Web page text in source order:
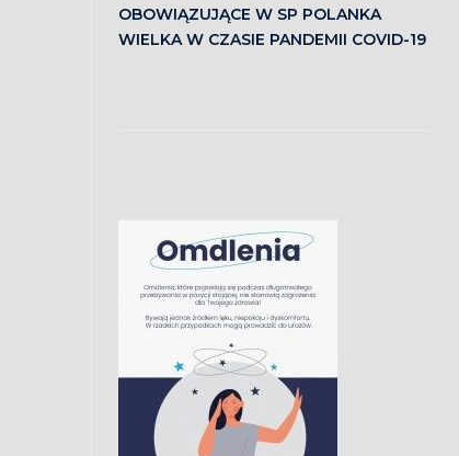
OBOWIĄZUJĄCE W SP POLANKA
WIELKA W CZASIE PANDEMII COVID-19